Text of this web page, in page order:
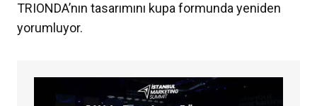
TRIONDA’nın tasarımını kupa formunda yeniden
yorumluyor.